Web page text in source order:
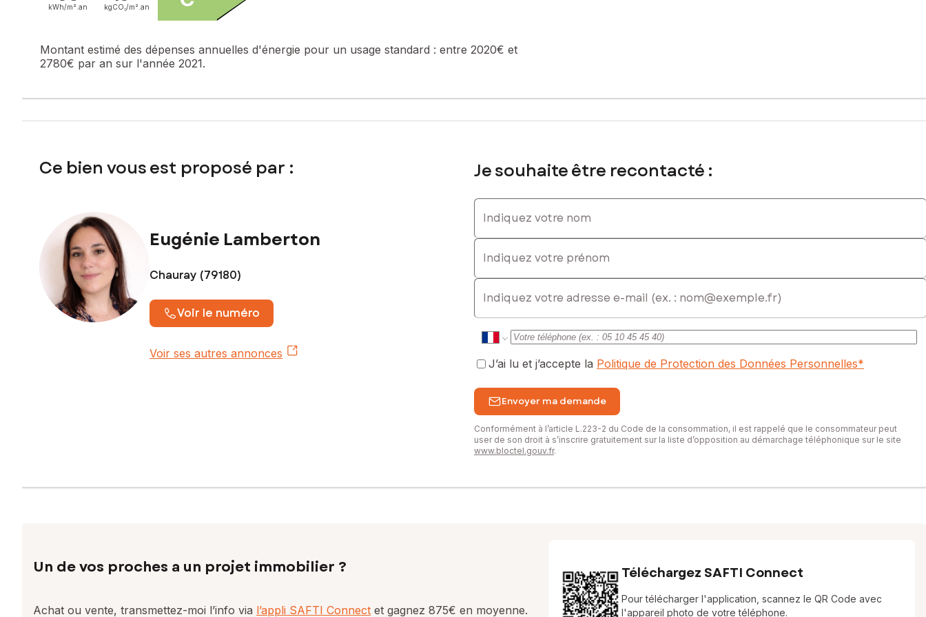
Honoraires charge vendeur
101740611
kWh/m². an kgCO₂/m². an
Montant estimé des dépenses annuelles d'énergie pour un usage standard : entre 2020€ et
2780€ par an sur l'année 2021.
Ce bien vous est proposé par :
Eugénie Lamberton
Chauray (79180)
Voir le numéro
Voir ses autres annonces
Je souhaite être recontacté :
Indiquez votre nom
Indiquez votre prénom
E-mail
J’ai lu et j’accepte la Politique de Protection des Données Personnelles*
Envoyer ma demande
Conformément à l’article L.223-2 du Code de la consommation, il est rappelé que le consommateur peut
user de son droit à s’inscrire gratuitement sur la liste d’opposition au démarchage téléphonique sur le site
www.bloctel.gouv.fr.
Un de vos proches a un projet immobilier ?
Achat ou vente, transmettez-moi l’info via l’appli SAFTI Connect et gagnez 875€ en moyenne.
Téléchargez SAFTI Connect
Pour télécharger l'application, scannez le QR Code avec
l'appareil photo de votre téléphone.